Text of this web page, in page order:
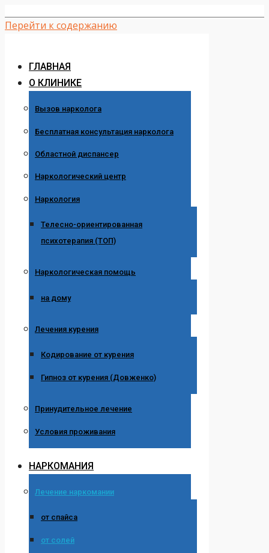
Перейти к содержанию
ГЛАВНАЯ
О КЛИНИКЕ
Вызов нарколога
Бесплатная консультация нарколога
Областной диспансер
Наркологический центр
Наркология
Телесно-ориентированная
психотерапия (ТОП)
Наркологическая помощь
на дому
Лечения курения
Кодирование от курения
Гипноз от курения (Довженко)
Принудительное лечение
Условия проживания
НАРКОМАНИЯ
Лечение наркомании
от спайса
от солей